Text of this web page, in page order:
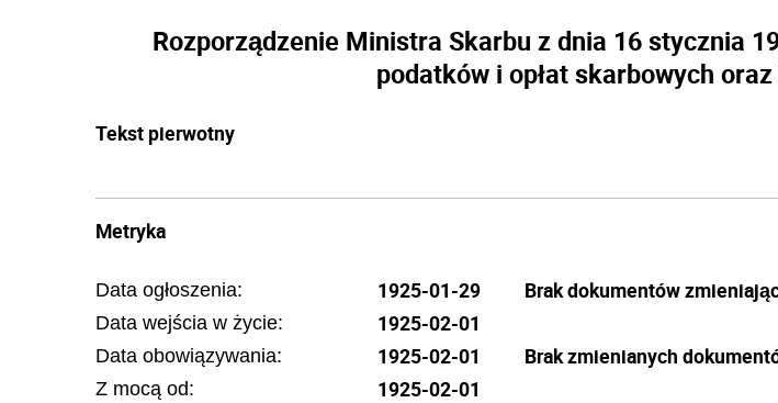
Rozporządzenie Ministra Skarbu z dnia 16 stycznia
podatków i opłat skarbowych
Tekst pierwotny
Metryka
Data ogłoszenia: 1925-01-29
Data wejścia w życie: 1925-02-01
Data obowiązywania: 1925-02-01
Z mocą od: 1925-02-01
Brak dokumentów
Brak zmienianych